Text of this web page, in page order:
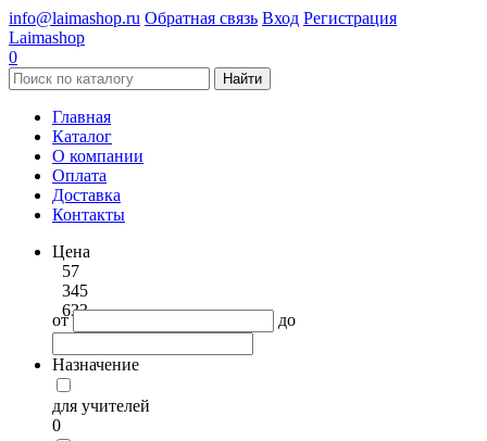
info@laimashop.ru Обратная связь Вход Регистрация
Laimashop
0
Найти
Главная
Каталог
О компании
Оплата
Доставка
Контакты
Цена
57
345
633
от до
Назначение
для учителей
0